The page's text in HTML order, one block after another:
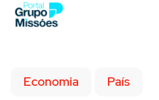
Economia País